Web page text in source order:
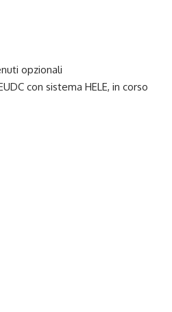
opzionali
con sistema HELE, in corso